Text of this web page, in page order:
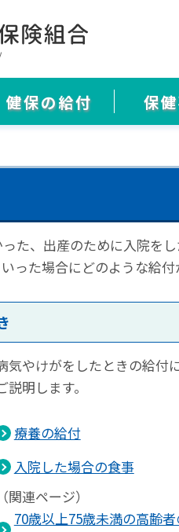
健保の給付 保
た、出産のために入院を
った場合にどのような給付
気やけがをしたときの給付
説明します。
療養の給付
入院した場合の食事
（関連ページ）
70歳以上75歳未満の高齢